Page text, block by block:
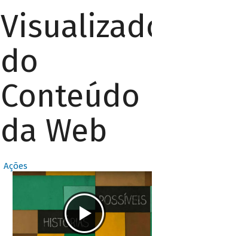
Visualizador
do
Conteúdo
da Web
Ações